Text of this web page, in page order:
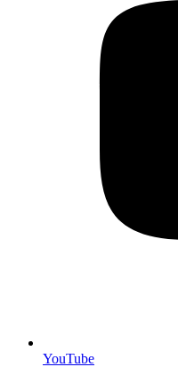
YouTube